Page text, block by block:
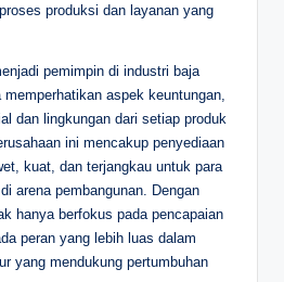
produksi dan layanan yang
pemimpin di industri baja
aspek keuntungan,
dan lingkungan dari setiap produk
ini mencakup penyediaan
kuat, dan terjangkau untuk para
arena pembangunan. Dengan
hanya berfokus pada pencapaian
peran yang lebih luas dalam
yang mendukung pertumbuhan